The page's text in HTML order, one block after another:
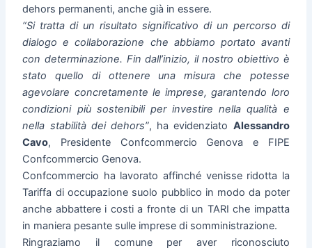
dehors permanenti, anche già in essere.
“Si tratta di un risultato significativo di un percorso di
dialogo e collaborazione che abbiamo portato avanti
con determinazione. Fin dall’inizio, il nostro obiettivo è
stato quello di ottenere una misura che potesse
agevolare concretamente le imprese, garantendo loro
condizioni più sostenibili per investire nella qualità e
nella stabilità dei dehors”, ha evidenziato Alessandro
Cavo, Presidente Confcommercio Genova e FIPE
Confcommercio Genova.
Confcommercio ha lavorato affinché venisse ridotta la
Tariffa di occupazione suolo pubblico in modo da poter
anche abbattere i costi a fronte di un TARI che impatta
in maniera pesante sulle imprese di somministrazione.
Ringraziamo il comune per aver riconosciuto